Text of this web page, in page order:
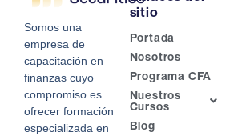
Somos una
empresa de
capacitación en
finanzas cuyo
compromiso es
ofrecer formación
especializada en
sitio
Portada
Nosotros
Programa CFA
Nuestros
Cursos
Blog